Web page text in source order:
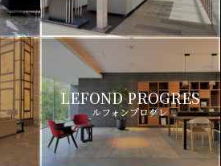
LEFOND PROGRES
ルフォンプログレ